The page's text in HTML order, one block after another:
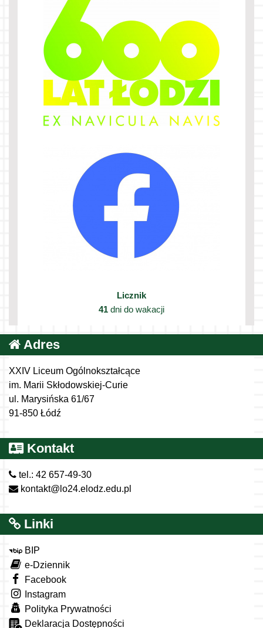
Licznik
41 dni do wakacji
Adres
XXIV Liceum Ogólnokształcące
im. Marii Skłodowskiej-Curie
ul. Marysińska 61/67
91-850 Łódź
Kontakt
tel.: 42 657-49-30
kontakt@lo24.elodz.edu.pl
Linki
BIP
e-Dziennik
Facebook
Instagram
Polityka Prywatności
Deklaracja Dostępności